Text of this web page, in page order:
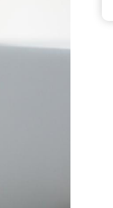
ils aussi les os